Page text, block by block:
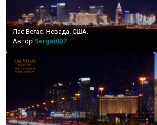
Лас Вегас. Невада. США.
Автор Sergei007